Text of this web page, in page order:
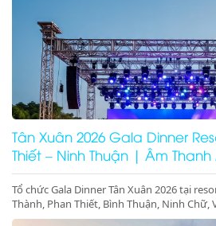
Tân Xuân 2026 Gala Dinner
Thiết – Ninh Thuận | Âm Thanh
Cao Cấp
Tổ chức Gala Dinner Tân Xuân 2026 tại
Thành, Phan Thiết, Bình Thuận, Ninh Chữ,
thanh ánh sáng, sân khấu, màn hình LED,